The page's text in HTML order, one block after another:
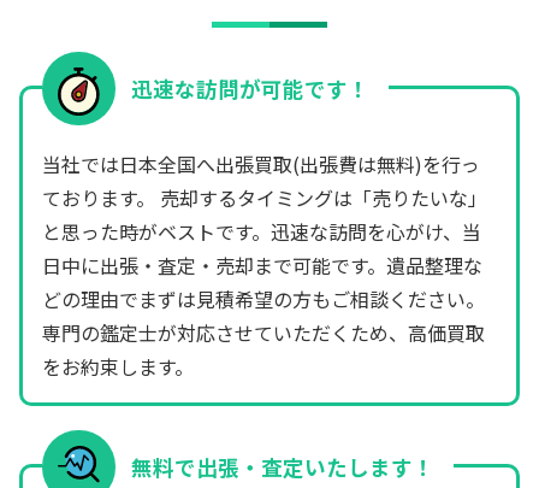
迅速な訪問が可能です！
当社では日本全国へ出張買取(出張費は無料)を行っ
ております。 売却するタイミングは「売りたいな」
と思った時がベストです。迅速な訪問を心がけ、当
日中に出張・査定・売却まで可能です。遺品整理な
どの理由でまずは見積希望の方もご相談ください。
専門の鑑定士が対応させていただくため、高価買取
をお約束します。
無料で出張・査定いたします！